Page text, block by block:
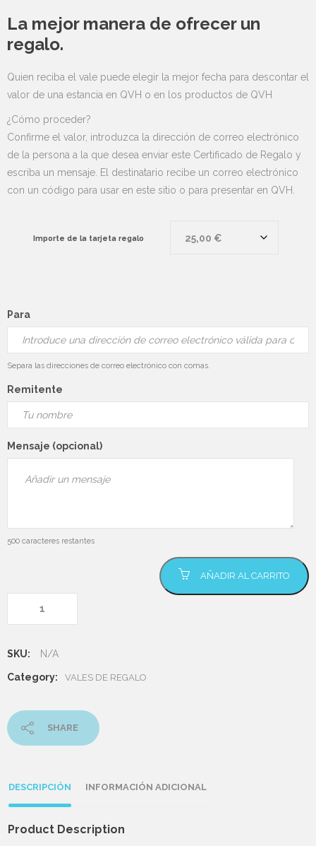
La mejor manera de ofrecer un
regalo.
Quien reciba el vale puede elegir la mejor fecha para descontar el
valor de una estancia en QVH o en los productos de QVH
¿Cómo proceder?
Confirme el valor, introduzca la dirección de correo electrónico
de la persona a la que desea enviar este Certificado de Regalo y
escriba un mensaje. El destinatario recibe un correo electrónico
con un código para usar en este sitio o para presentar en QVH.
Importe de la tarjeta regalo
Para
Separa las direcciones de correo electrónico con comas.
Remitente
Mensaje (opcional)
500 caracteres restantes
AÑADIR AL CARRITO
SKU: N/A
Category: VALES DE REGALO
SHARE
DESCRIPCIÓN INFORMACIÓN ADICIONAL
Product Description